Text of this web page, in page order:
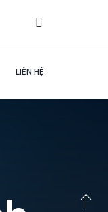
LIÊN HỆ